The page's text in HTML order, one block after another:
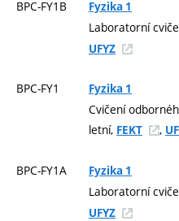
BPC-FY1B Fyzika 1
Laboratorní
UFYZ
BPC-FY1 Fyzika 1
Cvičení
letní, FEKT ,
BPC-FY1A Fyzika 1
Laboratorní
UFYZ